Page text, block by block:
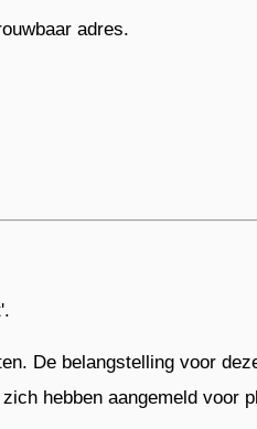
adres.
De belangstelling voor
hebben aangemeld voor